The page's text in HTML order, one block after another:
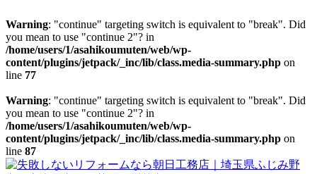
Warning: "continue" targeting switch is equivalent to "break". Did
you mean to use "continue 2"? in
/home/users/1/asahikoumuten/web/wp-
content/plugins/jetpack/_inc/lib/class.media-summary.php on
line 77
Warning: "continue" targeting switch is equivalent to "break". Did
you mean to use "continue 2"? in
/home/users/1/asahikoumuten/web/wp-
content/plugins/jetpack/_inc/lib/class.media-summary.php on
line 87